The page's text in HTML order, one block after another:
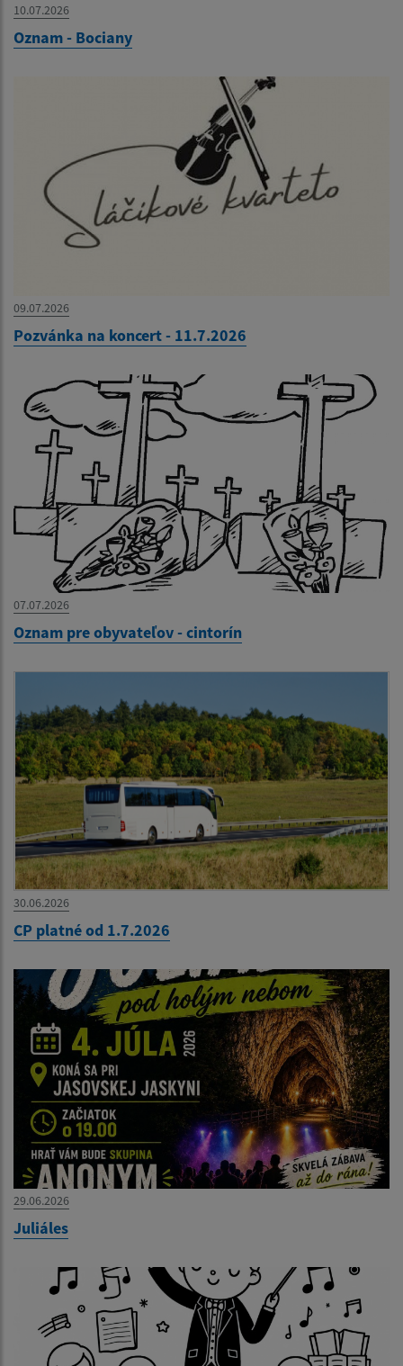
10.07.2026
Oznam - Bociany
09.07.2026
Pozvánka na koncert - 11.7.2026
07.07.2026
Oznam pre obyvateľov - cintorín
30.06.2026
CP platné od 1.7.2026
29.06.2026
Juliáles